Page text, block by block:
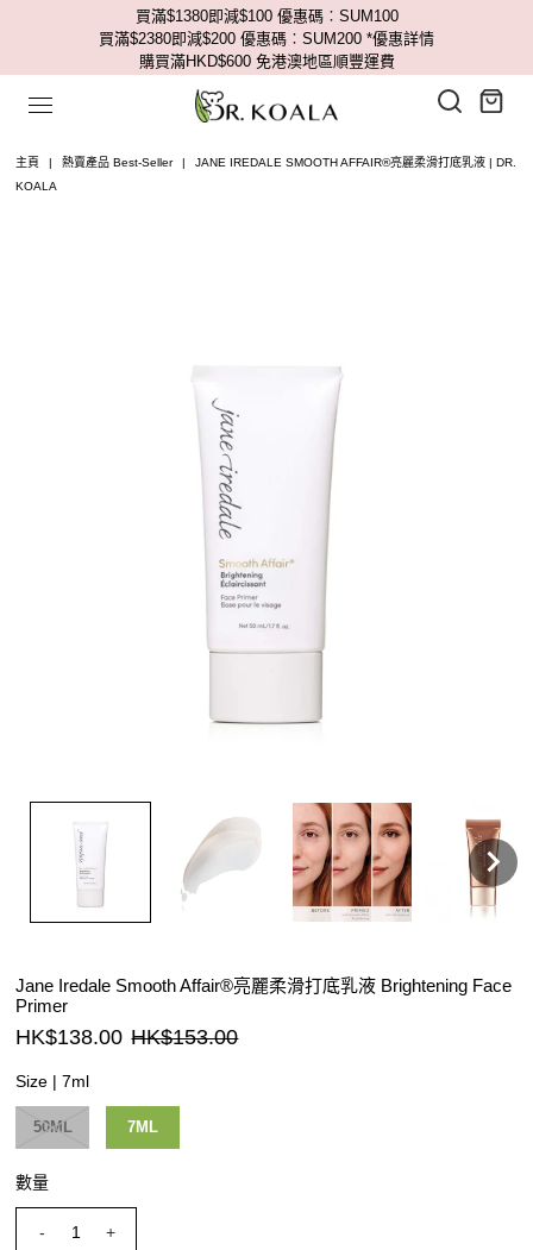
買滿$1380即減$100 優惠碼︰SUM100
買滿$2380即減$200 優惠碼︰SUM200 *優惠詳情
購買滿HKD$600 免港澳地區順豐運費
主頁 | 熱賣產品 Best-Seller |
JANE IREDALE SMOOTH AFFAIR®亮麗柔滑打底乳液 | DR.
KOALA
Jane Iredale Smooth Affair®亮麗柔滑打底乳液 Brightening Face
Primer
HK$138.00 HK$153.00
Size |7ml
50ML 7ML
數量
- +